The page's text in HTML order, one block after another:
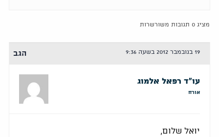
מציג 0 תגובות משורשרות
19 בנובמבר 2012 בשעה 9:36 הגב
עו"ד רפאל אלמוג
אורח
יואל שלום,